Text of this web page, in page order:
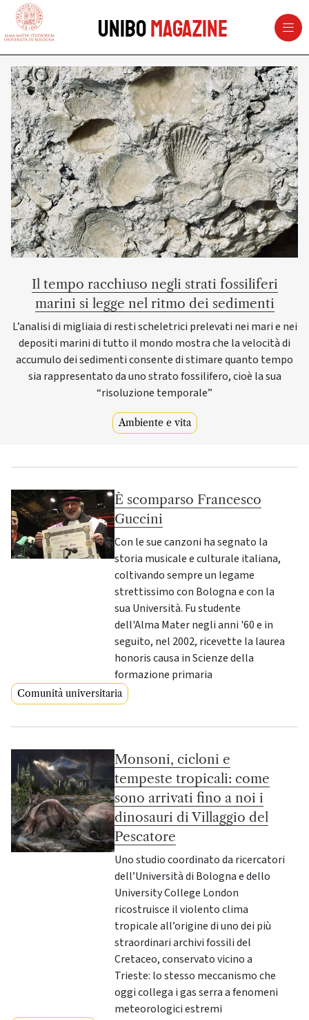
vai al contenuto della pagina
UniboMagazine
UNIBOMAGAZINE - Università di
Il tempo racchiuso negli strati fossiliferi
marini si legge nel ritmo dei sedimenti
L’analisi di migliaia di resti scheletrici prelevati nei mari e nei
depositi marini di tutto il mondo mostra che la velocità di
accumulo dei sedimenti consente di stimare quanto tempo
sia rappresentato da uno strato fossilifero, cioè la sua
“risoluzione temporale”
Ambiente e vita
È scomparso Francesco
Guccini
Con le sue canzoni ha segnato la
storia musicale e culturale italiana,
coltivando sempre un legame
strettissimo con Bologna e con la
sua Università. Fu studente
dell'Alma Mater negli anni '60 e in
seguito, nel 2002, ricevette la laurea
honoris causa in Scienze della
formazione primaria
Comunità universitaria
Monsoni, cicloni e
tempeste tropicali: come
sono arrivati fino a noi i
dinosauri di Villaggio del
Pescatore
Uno studio coordinato da ricercatori
dell’Università di Bologna e dello
University College London
ricostruisce il violento clima
tropicale all’origine di uno dei più
straordinari archivi fossili del
Cretaceo, conservato vicino a
Trieste: lo stesso meccanismo che
oggi collega i gas serra a fenomeni
meteorologici estremi